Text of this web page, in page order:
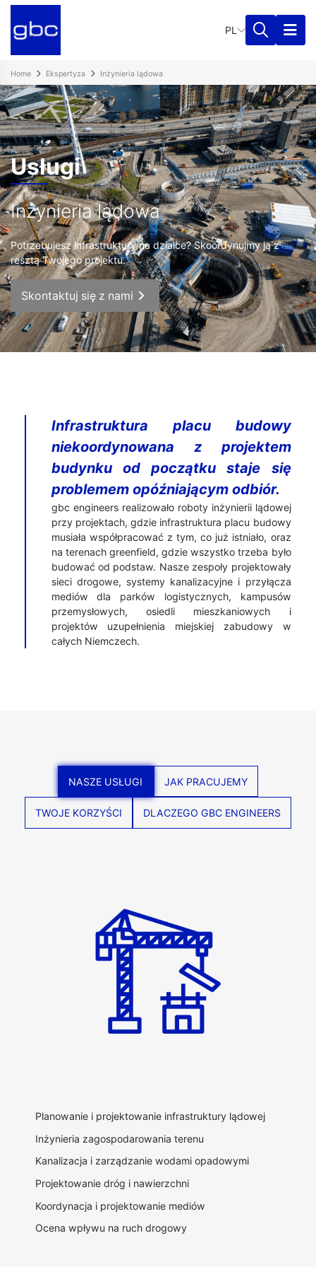
PL
Home Ekspertyza Inżynieria lądowa
Usługi
Inżynieria lądowa
Potrzebujesz infrastruktury na działce? Skoordynujmy ją z
resztą Twojego projektu.
Skontaktuj się z nami
Infrastruktura placu budowy
niekoordynowana z projektem
budynku od początku staje się
problemem opóźniającym odbiór.
gbc engineers realizowało roboty inżynierii lądowej
przy projektach, gdzie infrastruktura placu budowy
musiała współpracować z tym, co już istniało, oraz
na terenach greenfield, gdzie wszystko trzeba było
budować od podstaw. Nasze zespoły projektowały
sieci drogowe, systemy kanalizacyjne i przyłącza
mediów dla parków logistycznych, kampusów
przemysłowych, osiedli mieszkaniowych i
projektów uzupełnienia miejskiej zabudowy w
całych Niemczech.
NASZE USŁUGI JAK PRACUJEMY
TWOJE KORZYŚCI DLACZEGO GBC ENGINEERS
Planowanie i projektowanie infrastruktury lądowej
Inżynieria zagospodarowania terenu
Kanalizacja i zarządzanie wodami opadowymi
Projektowanie dróg i nawierzchni
Koordynacja i projektowanie mediów
Ocena wpływu na ruch drogowy